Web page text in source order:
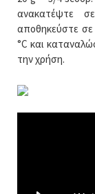
ανακατέψτε
αποθηκεύστε
°C και
την χρήση.